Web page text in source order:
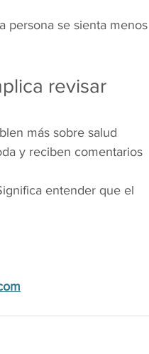
persona se sienta menos
revisar
más sobre salud
y reciben comentarios
entender que el